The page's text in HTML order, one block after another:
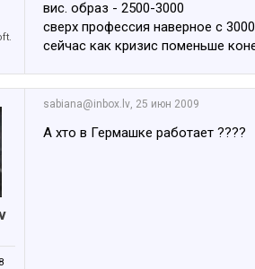
вис. образ - 2500-3000
сверх профессия наверное с 3000
сейчас как кризис поменьше
sabiana@inbox.lv, 25 июн 2009
А хто в Гермашке работает ????